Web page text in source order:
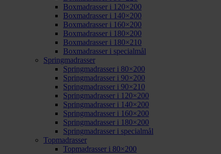
Boxmadrasser i 120×200
Boxmadrasser i 140×200
Boxmadrasser i 160×200
Boxmadrasser i 180×200
Boxmadrasser i 180×210
Boxmadrasser i specialmål
Springmadrasser
Springmadrasser i 80×200
Springmadrasser i 90×200
Springmadrasser i 90×210
Springmadrasser i 120×200
Springmadrasser i 140×200
Springmadrasser i 160×200
Springmadrasser i 180×200
Springmadrasser i specialmål
Topmadrasser
Topmadrasser i 80×200